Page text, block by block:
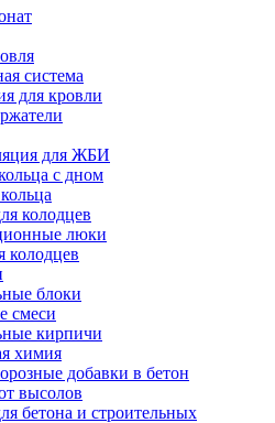
система
для кровли
для ЖБИ
с дном
колодцев
люки
колодцев
блоки
смеси
кирпичи
химия
добавки в бетон
высолов
бетона и строительных